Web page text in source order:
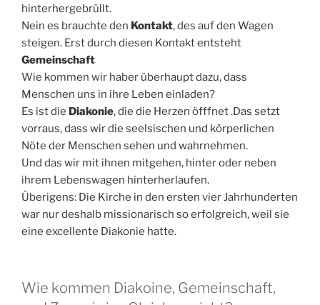
hinterhergebrüllt.
Nein es brauchte den Kontakt, des auf den Wagen
steigen. Erst durch diesen Kontakt entsteht
Gemeinschaft
Wie kommen wir haber überhaupt dazu, dass
Menschen uns in ihre Leben einladen?
Es ist die Diakonie, die die Herzen öfffnet .Das setzt
vorraus, dass wir die seelsischen und körperlichen
Nöte der Menschen sehen und wahrnehmen.
Und das wir mit ihnen mitgehen, hinter oder neben
ihrem Lebenswagen hinterherlaufen.
Überigens: Die Kirche in den ersten vier Jahrhunderten
war nur deshalb missionarisch so erfolgreich, weil sie
eine excellente Diakonie hatte.
Wie kommen Diakoine, Gemeinschaft,